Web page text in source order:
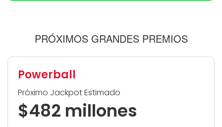
PRÓXIMOS GRANDES PREMIOS
Powerball
Próximo Jackpot Estimado
$482 millones